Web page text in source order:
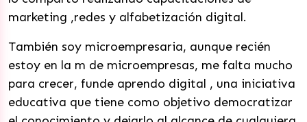
marketing ,redes y alfabetización digital.
También soy microempresaria, aunque recién
estoy en la m de microempresas, me falta mucho
para crecer, funde aprendo digital , una iniciativa
educativa que tiene como objetivo democratizar